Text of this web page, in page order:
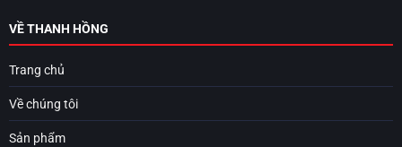
VỀ THANH HỒNG
Trang chủ
Về chúng tôi
Sản phẩm